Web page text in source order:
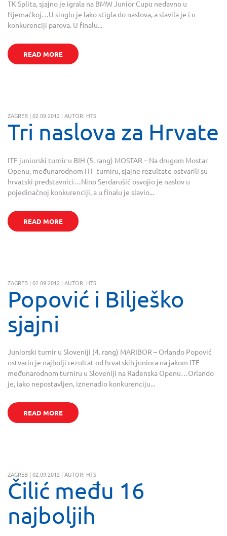
TK Splita, sjajno je igrala na BMW Junior Cupu nedavno u
Njemačkoj…U singlu je lako stigla do naslova, a slavila je i u
konkurenciji parova. U finalu...
READ MORE
ZAGREB | 02.09.2012 | AUTOR: HTS
Tri naslova za Hrvate
ITF juniorski turnir u BIH (5. rang) MOSTAR – Na drugom Mostar
Openu, međunarodnom ITF turniru, sjajne rezultate ostvarili su
hrvatski predstavnici…Nino Serdarušić osvojio je naslov u
pojedinačnoj konkurenciji, a u finalu je slavio...
READ MORE
ZAGREB | 02.09.2012 | AUTOR: HTS
Popović i Bilješko
sjajni
Juniorski turnir u Sloveniji (4. rang) MARIBOR – Orlando Popović
ostvario je najbolji rezultat od hrvatskih juniora na jakom ITF
međunarodnom turniru u Sloveniji na Radenska Openu…Orlando
je, iako nepostavljen, iznenadio konkurenciju...
READ MORE
ZAGREB | 02.09.2012 | AUTOR: HTS
Čilić među 16
najboljih